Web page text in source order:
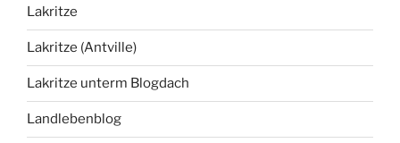
Lakritze
Lakritze (Antville)
Lakritze unterm Blogdach
Landlebenblog